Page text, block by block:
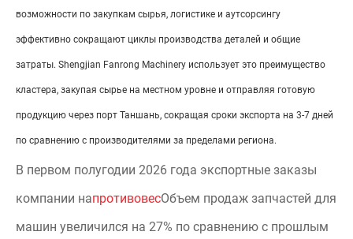
возможности по закупкам сырья, логистике и аутсорсингу
эффективно сокращают циклы производства деталей и общие
затраты. Shengjian Fanrong Machinery использует это преимущество
кластера, закупая сырье на местном уровне и отправляя готовую
продукцию через порт Таншань, сокращая сроки экспорта на 3-7 дней
по сравнению с производителями за пределами региона.
В первом полугодии 2026 года экспортные заказы
компании напротивовесОбъем продаж запчастей для
машин увеличился на 27% по сравнению с прошлым